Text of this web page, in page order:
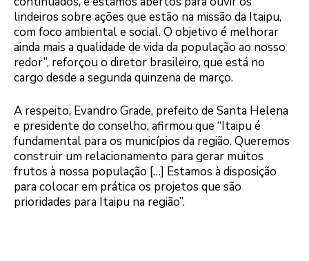
lindeiros sobre ações que estão na missão da Itaipu,
com foco ambiental e social. O objetivo é melhorar
ainda mais a qualidade de vida da população ao nosso
redor”, reforçou o diretor brasileiro, que está no
cargo desde a segunda quinzena de março.
A respeito, Evandro Grade, prefeito de Santa Helena
e presidente do conselho, afirmou que “Itaipu é
fundamental para os municípios da região. Queremos
construir um relacionamento para gerar muitos
frutos à nossa população […] Estamos à disposição
para colocar em prática os projetos que são
prioridades para Itaipu na região”.